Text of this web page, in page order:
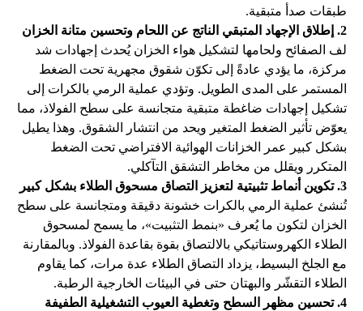
طبقات صدأ متبقية.
2.
إطلاق الإجهاد المتبقي الناتج عن اللحام وتحسين متانة الخزان
لف الصفائح ولحامها لتشكيل هواء الخزان يُحدث إجهادات شد
مركزة، ما يؤدي عادةً إلى تكوّن شقوق مجهرية تحت الضغط
المستمر على المدى الطويل. وتؤدي عملية الرمي بالكرات إلى
تشكيل إجهادات ضاغطة متبقية متجانسة على سطح الفولاذ، مما
يعوّض تأثير الضغط المتغير ويحد من انتشار الشقوق. وهذا يطيل
بشكل كبير عمر الخزانات الهوائية الافتراضي تحت الضغط
المتكرر ويقلل من مخاطر التشقق التآكلي.
3. تكوين أنماط تثبيتية لتعزيز التصاق مسحوق الطلاء بشكل كبير
تُنشئ عملية الرمي بالكرات خشونة دقيقة ومتجانسة على سطح
الخزان لتكون ما يُعرف «بنمط التثبيت»، ما يسمح لمسحوق
الطلاء الكهروستاتيكي بالالتصاق بقوة بقاعدة الفولاذ. وبالمقارنة
مع الجلخ البسيط، يزداد التصاق الطلاء عدة مرات، كما يقاوم
الطلاء التقشّر والبهتان حتى في البيئات الخارجية الرطبة.
4. تحسين مظهر السطح وتغطية العيوب التشغيلية الطفيفة